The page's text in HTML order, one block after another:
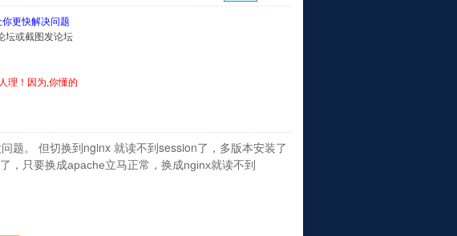
更快解决问题
坛或截图发论坛
理！因为,你懂的
题。 但切换到nginx 就读不到session了，多版本安装了
，只要换成apache立马正常，换成nginx就读不到